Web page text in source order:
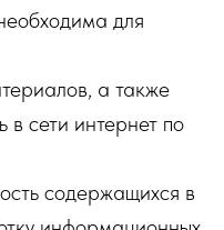
для
а также
сети интернет по
содержащихся в